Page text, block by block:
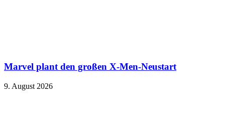
Marvel plant den großen X-Men-Neustart
9. August 2026